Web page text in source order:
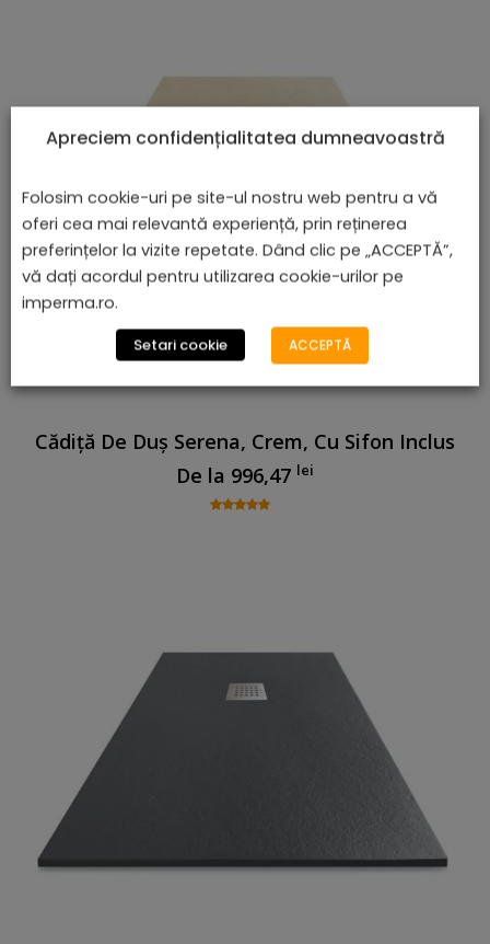
Cădiță De Duș Serena, Crem, Cu Sifon Inclus
De la 996,47 lei
Apreciem confidențialitatea dumneavoastră
Folosim cookie-uri pe site-ul nostru web pentru a vă
oferi cea mai relevantă experiență, prin reținerea
preferințelor la vizite repetate. Dând clic pe „ACCEPTĂ”,
vă dați acordul pentru utilizarea cookie-urilor pe
imperma.ro.
Setari cookie ACCEPTĂ